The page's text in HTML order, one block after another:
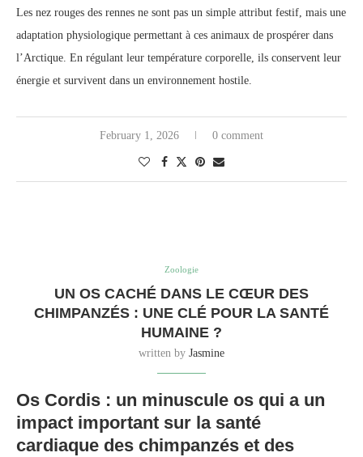
Les nez rouges des rennes ne sont pas un simple attribut festif, mais une
adaptation physiologique permettant à ces animaux de prospérer dans
l’Arctique. En régulant leur température corporelle, ils conservent leur
énergie et survivent dans un environnement hostile.
February 1, 2026 0 comment
Zoologie
UN OS CACHÉ DANS LE CŒUR DES
CHIMPANZÉS : UNE CLÉ POUR LA SANTÉ
HUMAINE ?
written by Jasmine
Os Cordis : un minuscule os qui a un
impact important sur la santé
cardiaque des chimpanzés et des